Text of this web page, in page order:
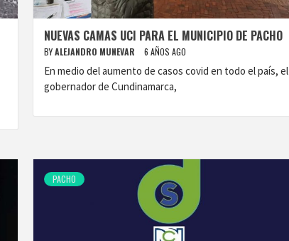
NUEVAS CAMAS UCI PARA EL MUNICIPIO DE PACHO
BYALEJANDRO MUNEVAR 6 AÑOS AGO
En medio del aumento de casos covid en todo el país, el
gobernador de Cundinamarca,
PACHO